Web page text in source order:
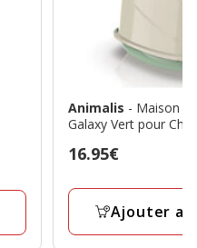
Animalis - Maison
Galaxy Vert pour
Prix
16.95€
Ajouter